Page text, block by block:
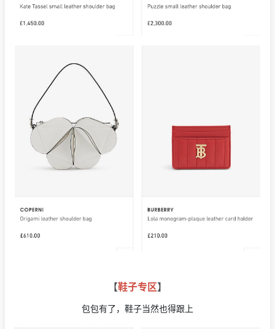
【鞋子专区】
包包有了，鞋子当然也得跟上